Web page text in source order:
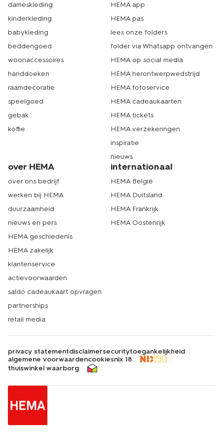
dameskleding
kinderkleding
babykleding
beddengoed
woonaccessoires
handdoeken
raamdecoratie
speelgoed
gebak
koffie
HEMA app
HEMA pas
lees onze folders
folder via Whatsapp ontvangen
HEMA op social media
HEMA herontwerpwedstrijd
HEMA fotoservice
HEMA cadeaukaarten
HEMA tickets
HEMA verzekeringen
inspiratie
nieuws
over HEMA
over ons bedrijf
werken bij HEMA
duurzaamheid
nieuws en pers
HEMA geschiedenis
HEMA zakelijk
klantenservice
actievoorwaarden
saldo cadeaukaart opvragen
partnerships
retail media
internationaal
HEMA België
HEMA Duitsland
HEMA Frankrijk
HEMA Oostenrijk
privacy statementdisclaimersecuritytoegankelijkheid
algemene voorwaardencookiesnix 18
thuiswinkel waarborg